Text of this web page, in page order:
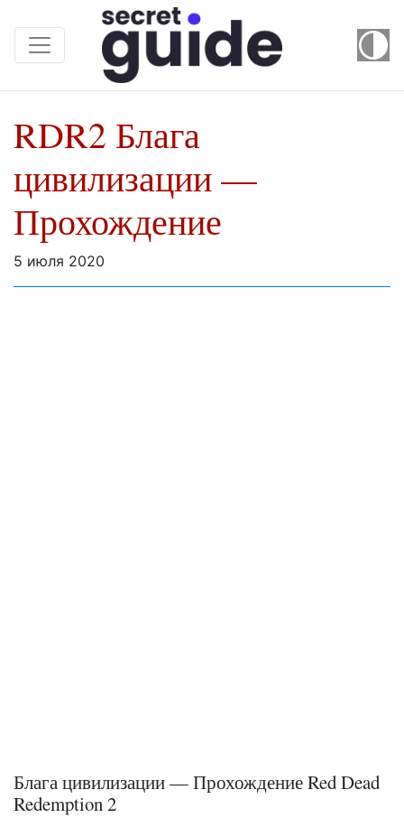
RDR2 Блага
цивилизации —
Прохождение
5 июля 2020
Блага цивилизации — Прохождение Red Dead
Redemption 2